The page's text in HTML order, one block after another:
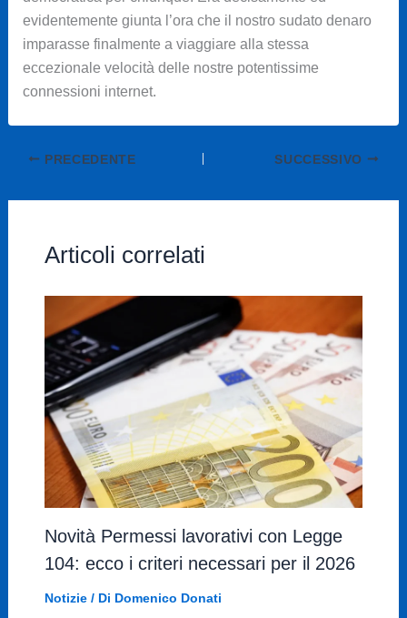
evidentemente giunta l’ora che il nostro sudato denaro
imparasse finalmente a viaggiare alla stessa
eccezionale velocità delle nostre potentissime
connessioni internet.
PRECEDENTE SUCCESSIVO
Articoli correlati
Novità Permessi lavorativi con Legge
104: ecco i criteri necessari per il 2026
Notizie/ Di Domenico Donati